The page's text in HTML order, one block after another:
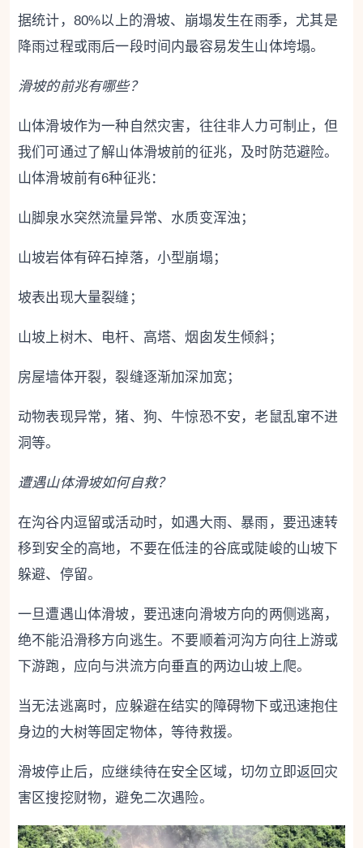
据统计，80%以上的滑坡、崩塌发生在雨季，尤其是
降雨过程或雨后一段时间内最容易发生山体垮塌。
滑坡的前兆有哪些？
山体滑坡作为一种自然灾害，往往非人力可制止，但
我们可通过了解山体滑坡前的征兆，及时防范避险。
山体滑坡前有6种征兆：
山脚泉水突然流量异常、水质变浑浊；
山坡岩体有碎石掉落，小型崩塌；
坡表出现大量裂缝；
山坡上树木、电杆、高塔、烟囱发生倾斜；
房屋墙体开裂，裂缝逐渐加深加宽；
动物表现异常，猪、狗、牛惊恐不安，老鼠乱窜不进
洞等。
遭遇山体滑坡如何自救？
在沟谷内逗留或活动时，如遇大雨、暴雨，要迅速转
移到安全的高地，不要在低洼的谷底或陡峻的山坡下
躲避、停留。
一旦遭遇山体滑坡，要迅速向滑坡方向的两侧逃离，
绝不能沿滑移方向逃生。不要顺着河沟方向往上游或
下游跑，应向与洪流方向垂直的两边山坡上爬。
当无法逃离时，应躲避在结实的障碍物下或迅速抱住
身边的大树等固定物体，等待救援。
滑坡停止后，应继续待在安全区域，切勿立即返回灾
害区搜挖财物，避免二次遇险。